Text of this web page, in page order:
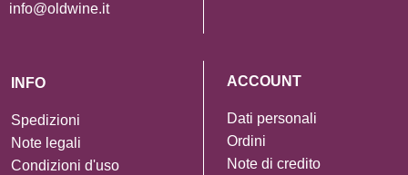
info@oldwine.it
INFO
Spedizioni
Note legali
Condizioni d'uso
ACCOUNT
Dati personali
Ordini
Note di credito